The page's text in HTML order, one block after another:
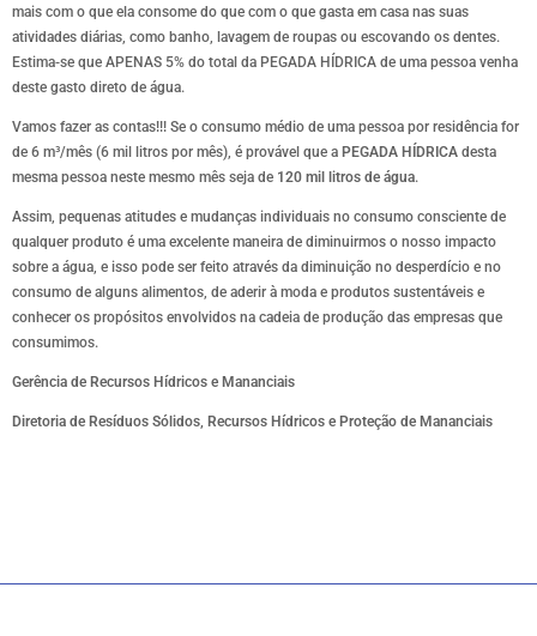
mais com o que ela consome do que com o que gasta em casa nas suas
atividades diárias, como banho, lavagem de roupas ou escovando os dentes.
Estima-se que APENAS 5% do total da PEGADA HÍDRICA de uma pessoa venha
deste gasto direto de água.
Vamos fazer as contas!!! Se o consumo médio de uma pessoa por residência for
de 6 m³/mês (6 mil litros por mês), é provável que a PEGADA HÍDRICA desta
mesma pessoa neste mesmo mês seja de 120 mil litros de água.
Assim, pequenas atitudes e mudanças individuais no consumo consciente de
qualquer produto é uma excelente maneira de diminuirmos o nosso impacto
sobre a água, e isso pode ser feito através da diminuição no desperdício e no
consumo de alguns alimentos, de aderir à moda e produtos sustentáveis e
conhecer os propósitos envolvidos na cadeia de produção das empresas que
consumimos.
Gerência de Recursos Hídricos e Mananciais
Diretoria de Resíduos Sólidos, Recursos Hídricos e Proteção de Mananciais